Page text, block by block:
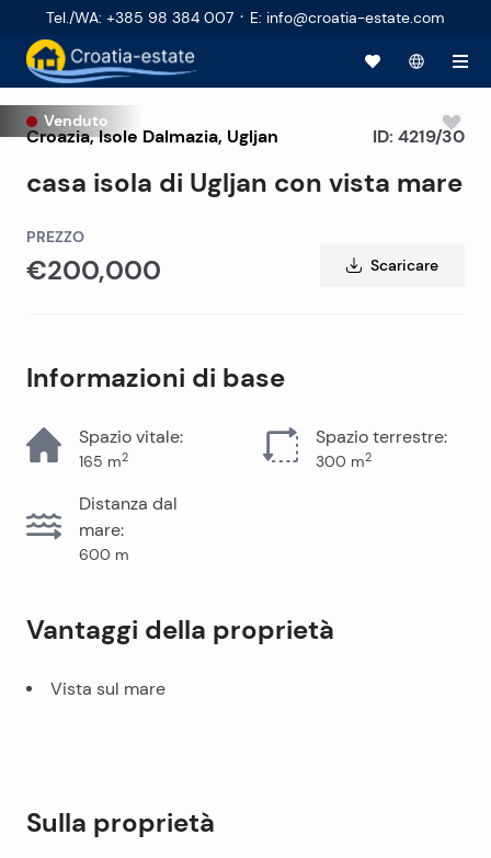
Tel./WA: +385 98 384 007 · E: info@croatia-estate.com
Venduto
Croazia,Isole Dalmazia, Ugljan
casa isola di Ugljan con vista mare
ID: 4219/30
PREZZO
€200,000 Scaricare
Informazioni di base
Spazio vitale:
165 m2
Spazio terrestre:
300 m2
Distanza dal
mare:
600 m
Vantaggi della proprietà
Vista sul mare
Sulla proprietà